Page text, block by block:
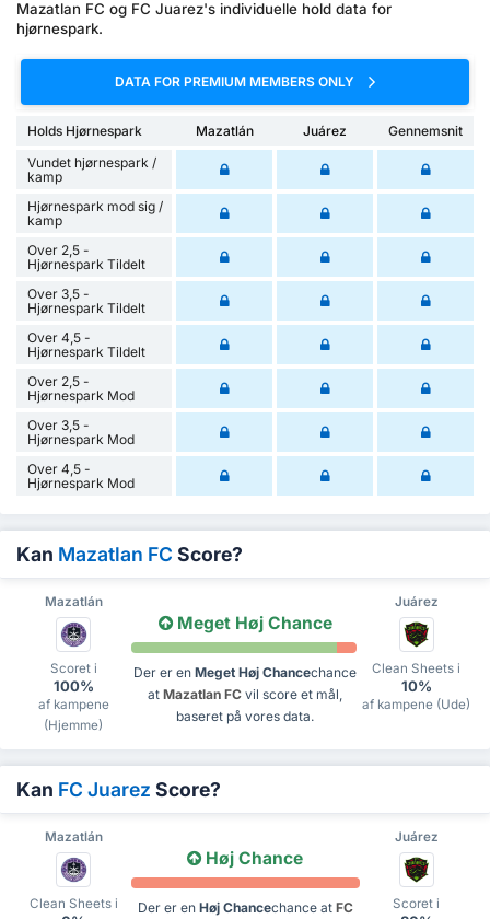
Mazatlan FC og FC Juarez's individuelle hold data for
hjørnespark.
DATA FOR PREMIUM MEMBERS ONLY
Holds Hjørnespark Mazatlán Juárez
Gennemsnit
Vundet hjørnespark /
kamp
Hjørnespark mod sig /
kamp
Over 2,5 -
Hjørnespark Tildelt
Over 3,5 -
Hjørnespark Tildelt
Over 4,5 -
Hjørnespark Tildelt
Over 2,5 -
Hjørnespark Mod
Over 3,5 -
Hjørnespark Mod
Over 4,5 -
Hjørnespark Mod
Kan Mazatlan FC Score?
Mazatlán Juárez
Scoret i
100%
af kampene
(Hjemme)
Meget Høj Chance
Der er en Meget Høj Chancechance
at Mazatlan FC vil score et mål,
baseret på vores data.
Clean Sheets i
10%
af kampene (Ude)
Kan FC Juarez Score?
Mazatlán Juárez
Clean Sheets i
Høj Chance
Der er en Høj Chancechance at FC Scoret i